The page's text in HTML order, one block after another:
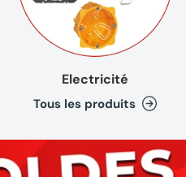
Electricité
Tous les produits